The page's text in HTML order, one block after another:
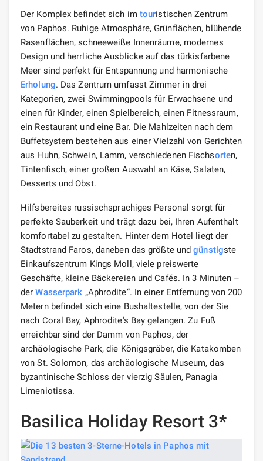
Der Komplex befindet sich im touristischen Zentrum
von Paphos. Ruhige Atmosphäre, Grünflächen, blühende
Rasenflächen, schneeweiße Innenräume, modernes
Design und herrliche Ausblicke auf das türkisfarbene
Meer sind perfekt für Entspannung und harmonische
Erholung. Das Zentrum umfasst Zimmer in drei
Kategorien, zwei Swimmingpools für Erwachsene und
einen für Kinder, einen Spielbereich, einen Fitnessraum,
ein Restaurant und eine Bar. Die Mahlzeiten nach dem
Buffetsystem bestehen aus einer Vielzahl von Gerichten
aus Huhn, Schwein, Lamm, verschiedenen Fischsorten,
Tintenfisch, einer großen Auswahl an Käse, Salaten,
Desserts und Obst.
Hilfsbereites russischsprachiges Personal sorgt für
perfekte Sauberkeit und trägt dazu bei, Ihren Aufenthalt
komfortabel zu gestalten. Hinter dem Hotel liegt der
Stadtstrand Faros, daneben das größte undgünstigste
Einkaufszentrum Kings Moll, viele preiswerte
Geschäfte, kleine Bäckereien und Cafés. In 3 Minuten –
derWasserpark „Aphrodite“. In einer Entfernung von 200
Metern befindet sich eine Bushaltestelle, von der Sie
nach Coral Bay, Aphrodite's Bay gelangen. Zu Fuß
erreichbar sind der Damm von Paphos, der
archäologische Park, die Königsgräber, die Katakomben
von St. Solomon, das archäologische Museum, das
byzantinische Schloss der vierzig Säulen, Panagia
Limeniotissa.
Basilica Holiday Resort 3*